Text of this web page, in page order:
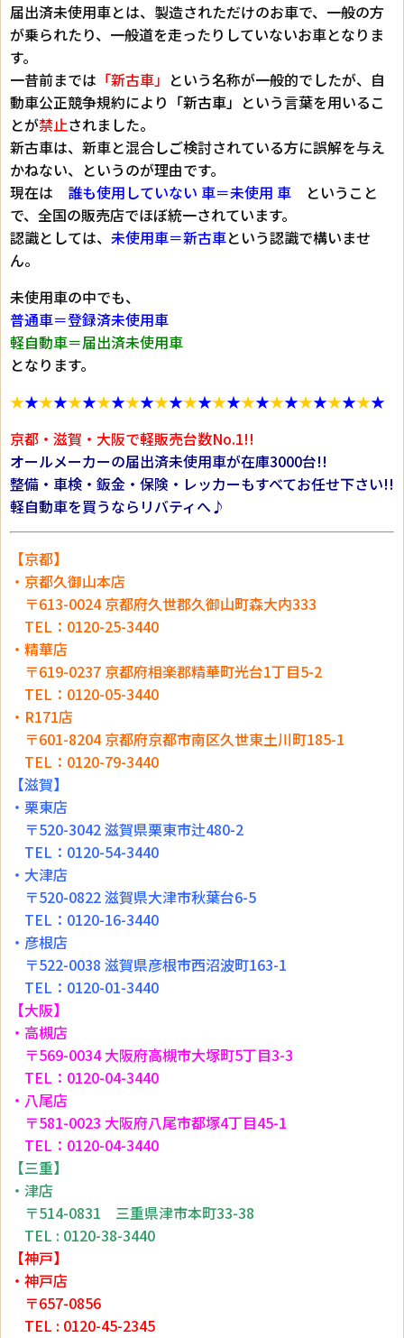
届出済未使用車とは、製造されただけのお車で、一般の方
が乗られたり、一般道を走ったりしていないお車となりま
す。
一昔前までは 「新古車」 という名称が一般的でしたが、自
動車公正競争規約により 「新古車」 という言葉を用いるこ
とが禁止されました。
新古車は、新車と混合しご検討されている方に誤解を与え
かねない、というのが理由です。
現在は 誰も使用していない 車＝未使用 車 ということ
で、全国の販売店でほぼ統一されています。
認識としては、 未使用車＝新古車という認識で構いませ
ん。
未使用車の中でも、
普通車＝登録済未使用車
軽自動車＝届出済未使用車
となります。
★★★★★★★★★★★★★★★★★★★★★★★★★★
京都・滋賀・大阪で軽販売台数No.1!!
オールメーカーの届出済未使用車が在庫3000台!!
整備・車検・鈑金・保険・レッカーもすべてお任せ下さい!!
軽自動車を買うならリバティへ♪
【京都】
・京都久御山本店
〒613-0024 京都府久世郡久御山町森大内333
TEL：0120-25-3440
・精華店
〒619-0237 京都府相楽郡精華町光台1丁目5-2
TEL：0120-05-3440
・R171店
〒601-8204 京都府京都市南区久世東土川町185-1
TEL：0120-79-3440
【滋賀】
・栗東店
〒520-3042 滋賀県栗東市辻480-2
TEL：0120-54-3440
・大津店
〒520-0822 滋賀県大津市秋葉台6-5
TEL：0120-16-3440
・彦根店
〒522-0038 滋賀県彦根市西沼波町163-1
TEL：0120-01-3440
【大阪】
・高槻店
〒569-0034 大阪府高槻市大塚町5丁目3-3
TEL：0120-04-3440
・八尾店
〒581-0023 大阪府八尾市都塚4丁目45-1
TEL：0120-04-3440
【三重】
・津店
〒514-0831 三重県津市本町33-38
TEL : 0120-38-3440
【神戸】
・神戸店
〒657-0856
TEL : 0120-45-2345